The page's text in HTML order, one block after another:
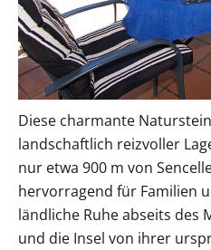
Diese charmante
landschaftlich reizvoller
nur etwa 900 m von
hervorragend für Familien
ländliche Ruhe abseits des
und die Insel von ihrer